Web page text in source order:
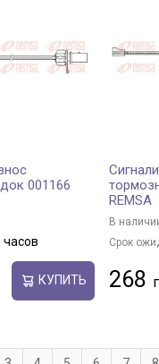
001166
часов
КУПИТЬ
REMSA
В
Срок
268